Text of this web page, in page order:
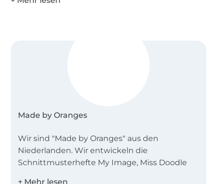
Made by Oranges
Wir sind "Made by Oranges" aus den
Niederlanden. Wir entwickeln die
Schnittmusterhefte My Image, Miss Doodle